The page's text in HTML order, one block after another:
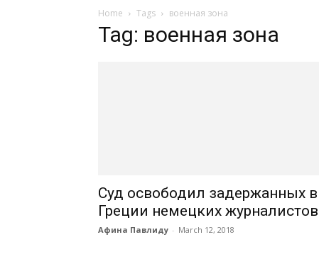
Home Tags военная зона
Tag: военная зона
Суд освободил задержанных в
Греции немецких журналистов
Афина Павлиду - March 12, 2018